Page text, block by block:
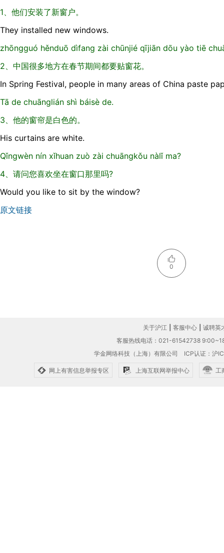
1、他们安装了新窗户。
They installed new windows.
zhōngguó hěnduō dìfang zài chūnjié qījiān dōu yào tiē
2、中国很多地方在春节期间都要贴窗花。
In Spring Festival, people in many areas of China paste
Tā de chuānglián shì báisè de.
3、他的窗帘是白色的。
His curtains are white.
Qǐngwèn nín xǐhuan zuò zài chuāngkǒu nàlǐ ma?
4、请问您喜欢坐在窗口那里吗?
Would you like to sit by the window?
原文链接
0
关于沪江 客服中心
诚聘英
客服热线电话：021-61542738
学金网络科技（上海）有限公司 ICP认证：沪
网上有害信息举报专区 上海互联网举报中心 工